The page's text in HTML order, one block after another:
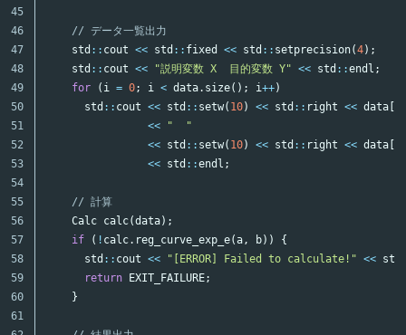
45
46
47
48
49
50
51
52
53
54
55
56
57
58
59
60
61
// データ一覧出力
std :: cout << std :: fixed << std :: setprecision(4);
std :: cout << "説明変数 X  目的変数 Y" << std ::endl ;
for
( i = 0; i < data. size(); i++)
std :: cout << std :: setw( 10) << std :: right << data [
<<
"  "
<< std :: setw( 10) << std :: right << data [
<< std ::endl ;
// 計算
Calc calc(data);
if
( ! calc. reg_curve_exp_e(a, b))
{
std :: cout << "[ERROR] Failed to calculate!" << std
return EXIT_FAILURE;
}